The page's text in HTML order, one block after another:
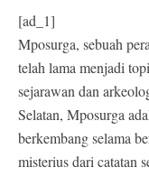
[ad_1]
Mposurga, sebuah
telah lama menjadi
sejarawan dan
Selatan, Mposurga
berkembang selama
misterius dari catatan